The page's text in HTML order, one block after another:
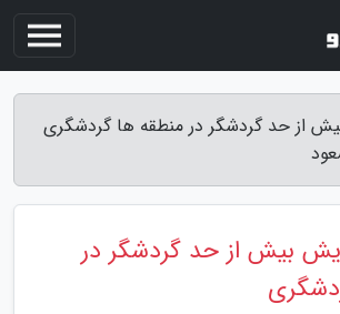
از حد گردشگر در منطقه ها گردشگری
بیش از حد گردشگر در